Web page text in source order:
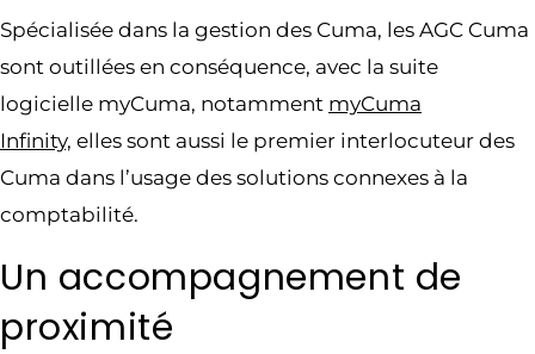
Spécialisée dans la gestion des Cuma, les AGC Cuma
sont outillées en conséquence, avec la suite
logicielle myCuma, notamment myCuma
Infinity, elles sont aussi le premier interlocuteur des
Cuma dans l’usage des solutions connexes à la
comptabilité.
Un accompagnement de
proximité